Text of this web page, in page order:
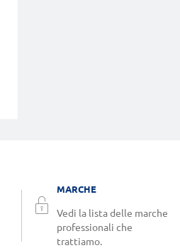
MARCHE
Vedi la lista delle marche
professionali che
trattiamo.